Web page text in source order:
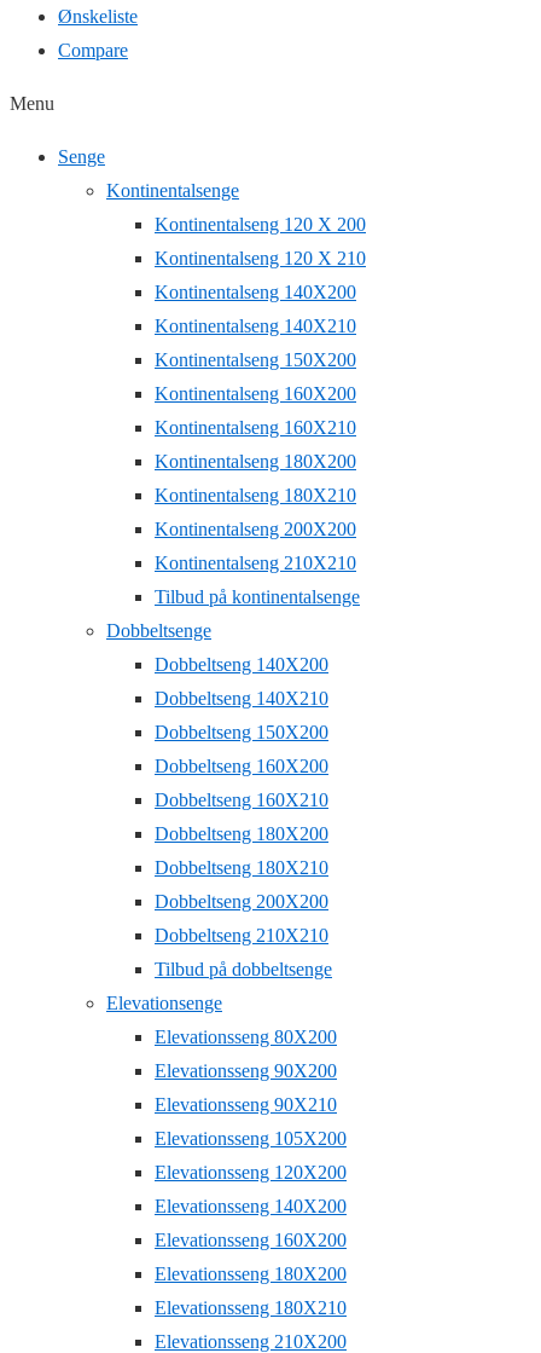
Ønskeliste
Compare
Menu
Senge
Kontinentalsenge
Kontinentalseng 120 X 200
Kontinentalseng 120 X 210
Kontinentalseng 140X200
Kontinentalseng 140X210
Kontinentalseng 150X200
Kontinentalseng 160X200
Kontinentalseng 160X210
Kontinentalseng 180X200
Kontinentalseng 180X210
Kontinentalseng 200X200
Kontinentalseng 210X210
Tilbud på kontinentalsenge
Dobbeltsenge
Dobbeltseng 140X200
Dobbeltseng 140X210
Dobbeltseng 150X200
Dobbeltseng 160X200
Dobbeltseng 160X210
Dobbeltseng 180X200
Dobbeltseng 180X210
Dobbeltseng 200X200
Dobbeltseng 210X210
Tilbud på dobbeltsenge
Elevationsenge
Elevationsseng 80X200
Elevationsseng 90X200
Elevationsseng 90X210
Elevationsseng 105X200
Elevationsseng 120X200
Elevationsseng 140X200
Elevationsseng 160X200
Elevationsseng 180X200
Elevationsseng 180X210
Elevationsseng 210X200